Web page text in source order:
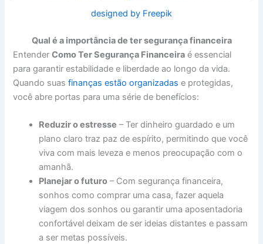
designed by Freepik
Qual é a importância de ter segurança financeira
EntenderComo Ter Segurança Financeira é essencial
para garantir estabilidade e liberdade ao longo da vida.
Quando suasfinanças estão organizadas e protegidas,
você abre portas para uma série de benefícios:
Reduzir o estresse – Ter dinheiro guardado e um
plano claro traz paz de espírito, permitindo que você
viva com mais leveza e menos preocupação com o
amanhã.
Planejar o futuro – Com segurança financeira,
sonhos como comprar uma casa, fazer aquela
viagem dos sonhos ou garantir uma aposentadoria
confortável deixam de ser ideias distantes e passam
a ser metas possíveis.